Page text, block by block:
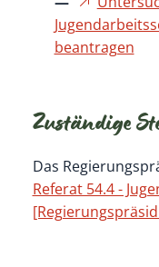
beantragen
Zuständige
Das
Referat 54.4 -